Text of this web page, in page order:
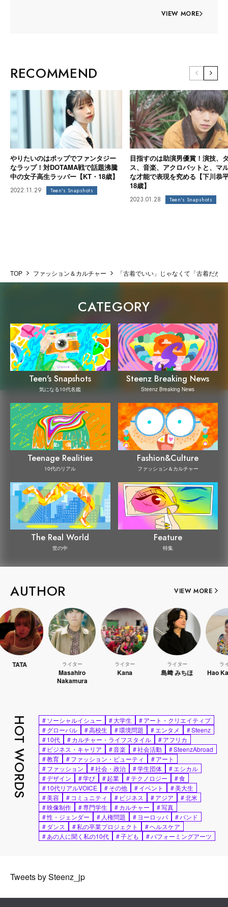
VIEW MORE
RECOMMEND
やりたいのはポップでファンタジー
なラップ！対DOTAMA戦で話題沸騰
中の女子高生ラッパー【KT・18歳】
2022.11.29 Teen's Snapshots
目指すのは助演男優賞！演技、
ス、音楽、アクロバットと、マ
な才能で表現を究める【下川恭
18歳】
2023.01.28 Teen's Snapshots
TOP ファッション＆カルチャー 「古着でいい」じゃなくて「古着だか
CATEGORY
Teen's Snapshots
気になる10代名鑑
Steenz Breaking News
Steenz Breaking News
Teenage Realities
10代のリアル
Fashion&Culture
ファッション＆カルチャー
The Real World
世の中
Feature
特集
AUTHOR VIEW MORE
Kana 島﨑 みちほ Hao Kanayama
HOT WORDS #ソーシャルイシュー #大学生 #アート・クリエイティブ
#グローバル #高校生 #環境問題 #エンタメ #Steenz
#10代 #カルチャー・ライフスタイル #アフリカ
# ビジネス・キャリア #音楽 #社会活動 #SteenzAbroad
#教育 #ファッション・ビューティ #アート
#ファッション #社会・政治 #学生団体 #エシカル
#デザイン #学び #起業 #テクノロジー #食
#10代リアルVOICE #その他 #イベント #美大生
#美容 # コミュニティ # ビジネス #アジア #北米
#映像制作 #専門学生 #カルチャー #写真
#性・ジェンダー # 人権問題 #ヨーロッパ #バンド
#ダンス #私の卒業プロジェクト #ヘルスケア
#あの人に聞く私の10代 #子ども #パフォーミングアーツ
Tweets by Steenz_jp